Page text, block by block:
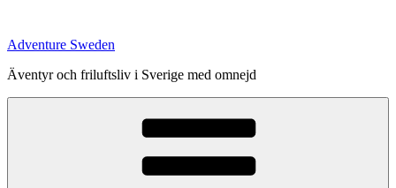
innehåll
Adventure Sweden
Äventyr och friluftsliv i Sverige med omnejd